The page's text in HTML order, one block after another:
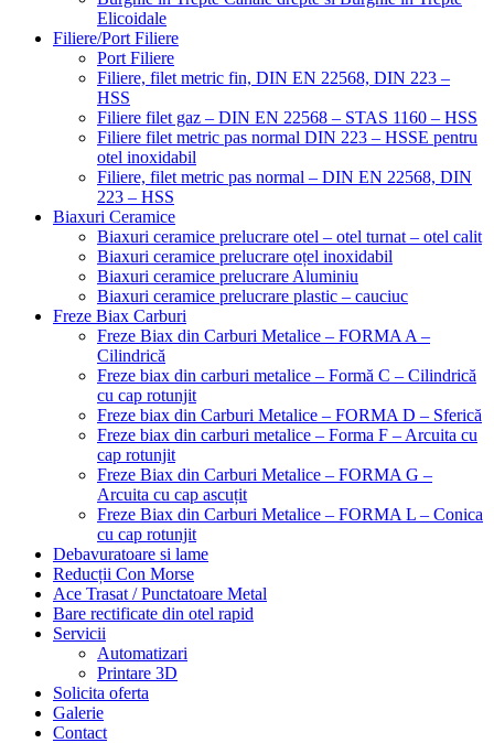
Elicoidale
Filiere/Port Filiere
Port Filiere
Filiere, filet metric fin, DIN EN 22568, DIN 223 –
HSS
Filiere filet gaz – DIN EN 22568 – STAS 1160 – HSS
Filiere filet metric pas normal DIN 223 – HSSE pentru
otel inoxidabil
Filiere, filet metric pas normal – DIN EN 22568, DIN
223 – HSS
Biaxuri Ceramice
Biaxuri ceramice prelucrare otel – otel turnat – otel calit
Biaxuri ceramice prelucrare oțel inoxidabil
Biaxuri ceramice prelucrare Aluminiu
Biaxuri ceramice prelucrare plastic – cauciuc
Freze Biax Carburi
Freze Biax din Carburi Metalice – FORMA A –
Cilindrică
Freze biax din carburi metalice – Formă C – Cilindrică
cu cap rotunjit
Freze biax din Carburi Metalice – FORMA D – Sferică
Freze biax din carburi metalice – Forma F – Arcuita cu
cap rotunjit
Freze Biax din Carburi Metalice – FORMA G –
Arcuita cu cap ascuțit
Freze Biax din Carburi Metalice – FORMA L – Conica
cu cap rotunjit
Debavuratoare si lame
Reducții Con Morse
Ace Trasat / Punctatoare Metal
Bare rectificate din otel rapid
Servicii
Automatizari
Printare 3D
Solicita oferta
Galerie
Contact